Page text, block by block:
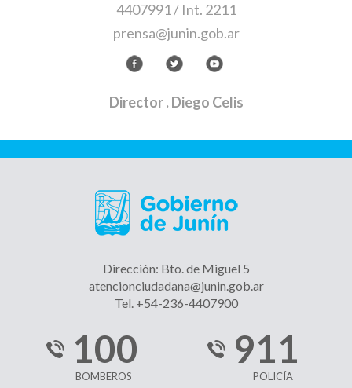
4407991 / Int. 2211
prensa@junin.gob.ar
Director. Diego Celis
Dirección: Bto. de Miguel 5
atencionciudadana@junin.gob.ar
Tel. +54-236-4407900
100
BOMBEROS
911
POLICÍA